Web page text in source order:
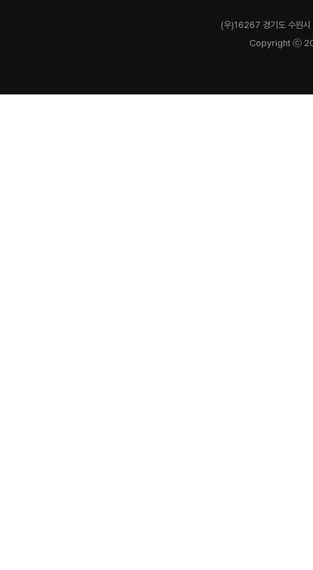
(우)16267 경기도 수원
Copyright ⓒ